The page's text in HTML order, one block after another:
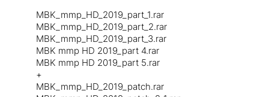
MBK_mmp_HD_2019_part_1.rar
MBK_mmp_HD_2019_part_2.rar
MBK_mmp_HD_2019_part_3.rar
MBK mmp HD 2019_part 4.rar
MBK mmp HD 2019_part 5.rar
+
MBK_mmp_HD_2019_patch.rar